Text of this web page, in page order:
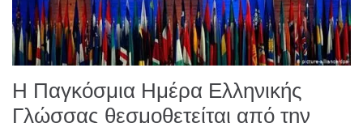
Η Παγκόσμια Ημέρα Ελληνικής
Γλώσσας θεσμοθετείται από την